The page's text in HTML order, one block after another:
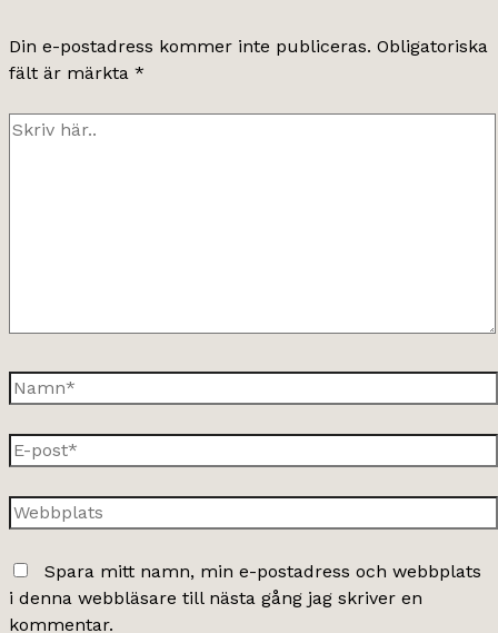
Din e-postadress kommer inte publiceras. Obligatoriska
fält är märkta *
Skriv
Namn*
E-
post*
Webbplats
Spara mitt namn, min e-postadress och webbplats
i denna webbläsare till nästa gång jag skriver en
kommentar.